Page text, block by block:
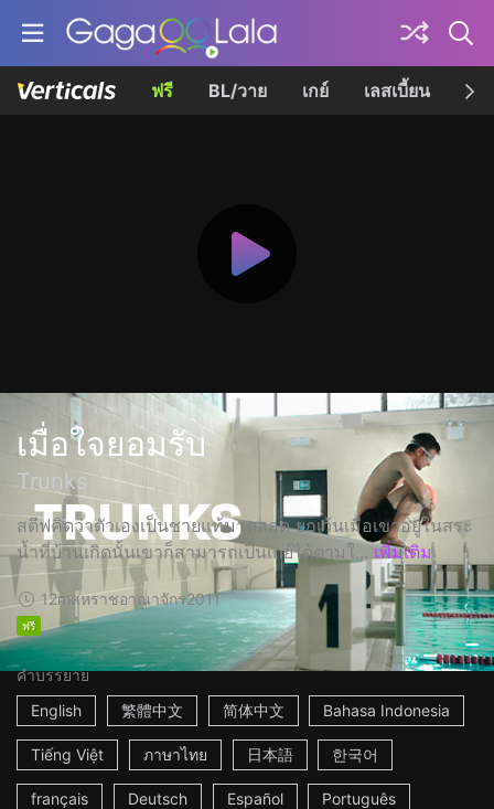
ฟรี BL/วาย เกย์ เลสเบี้ยน เค
เมื่อใจยอมรับ
Trunks
สตีฟคิดว่าตัวเองเป็นชายแท้มาตลอด ยกเว้นเมื่อเขาอยู่ในสระ
น้ำที่บ้านเกิดนั้นเขาก็สามารถเป็นเกย์ได้ตามใ... เพิ่มเติม
12mสหราชอาณาจักร2011
ฟรี
คำบรรยาย
English
繁體中文 简体中文 Bahasa Indonesia
Tiếng Việt ภาษาไทย 日本語 한국어
français Deutsch Español Português